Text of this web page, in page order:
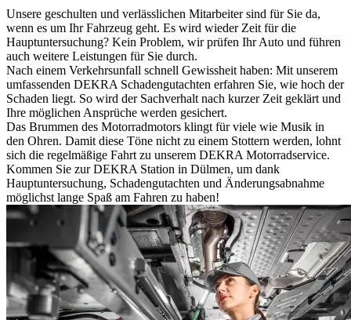
Unsere geschulten und verlässlichen Mitarbeiter sind für Sie da,
wenn es um Ihr Fahrzeug geht. Es wird wieder Zeit für die
Hauptuntersuchung? Kein Problem, wir prüfen Ihr Auto und führen
auch weitere Leistungen für Sie durch.
Nach einem Verkehrsunfall schnell Gewissheit haben: Mit unserem
umfassenden DEKRA Schadengutachten erfahren Sie, wie hoch der
Schaden liegt. So wird der Sachverhalt nach kurzer Zeit geklärt und
Ihre möglichen Ansprüche werden gesichert.
Das Brummen des Motorradmotors klingt für viele wie Musik in
den Ohren. Damit diese Töne nicht zu einem Stottern werden, lohnt
sich die regelmäßige Fahrt zu unserem DEKRA Motorradservice.
Kommen Sie zur DEKRA Station in Dülmen, um dank
Hauptuntersuchung, Schadengutachten und Änderungsabnahme
möglichst lange Spaß am Fahren zu haben!